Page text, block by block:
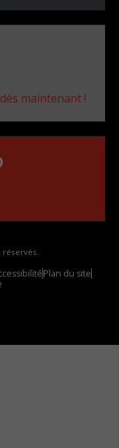
maintenant !
réservés.
Plan du site